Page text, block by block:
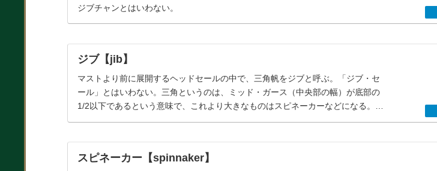
ジブチャンとはいわない。
ジブ【jib】
マストより前に展開するヘッドセールの中で、三角帆をジブと呼ぶ。「ジブ・セ
ール」とはいわない。三角というのは、ミッド・ガース（中央部の幅）が底部の
1/2以下であるという意味で、これより大きなものはスピネーカーなどになる。ジ
ブのうち、メインセ...
スピネーカー【spinnaker】